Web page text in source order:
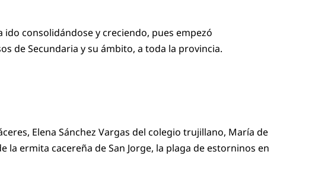
consolidándose y creciendo, pues empezó
de Secundaria y su ámbito, a toda la provincia.
Elena Sánchez Vargas del colegio trujillano, María de
ermita cacereña de San Jorge, la plaga de estorninos en